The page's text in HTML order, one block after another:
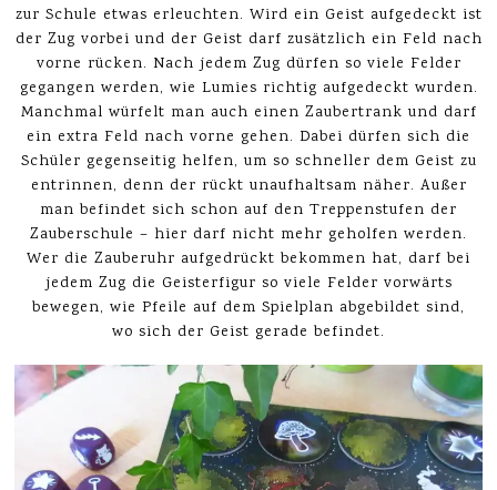
zur Schule etwas erleuchten. Wird ein Geist aufgedeckt ist
der Zug vorbei und der Geist darf zusätzlich ein Feld nach
vorne rücken. Nach jedem Zug dürfen so viele Felder
gegangen werden, wie Lumies richtig aufgedeckt wurden.
Manchmal würfelt man auch einen Zaubertrank und darf
ein extra Feld nach vorne gehen. Dabei dürfen sich die
Schüler gegenseitig helfen, um so schneller dem Geist zu
entrinnen, denn der rückt unaufhaltsam näher. Außer
man befindet sich schon auf den Treppenstufen der
Zauberschule – hier darf nicht mehr geholfen werden.
Wer die Zauberuhr aufgedrückt bekommen hat, darf bei
jedem Zug die Geisterfigur so viele Felder vorwärts
bewegen, wie Pfeile auf dem Spielplan abgebildet sind,
wo sich der Geist gerade befindet.